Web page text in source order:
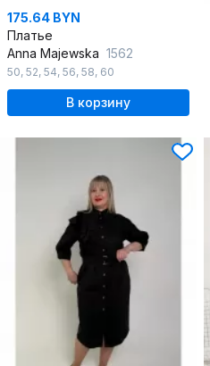
175.64 BYN
Платье
Anna Majewska 1562
50, 52, 54, 56, 58, 60
В корзину